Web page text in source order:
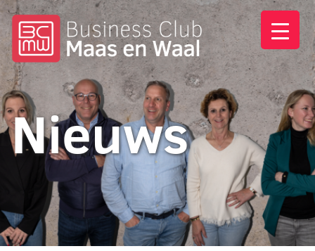
Nieuws